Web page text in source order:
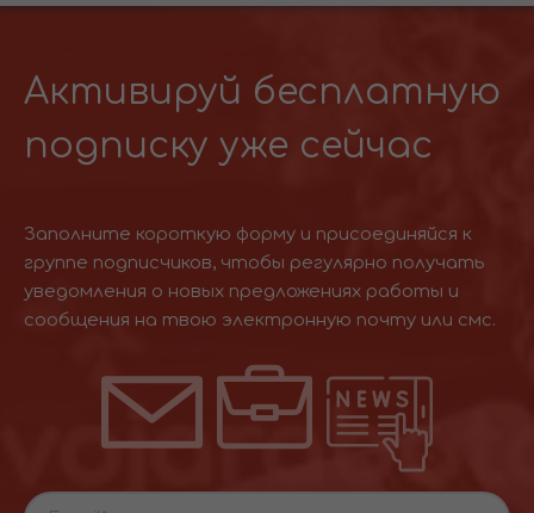
Активируй бесплатную
подписку уже сейчас
Заполните короткую форму и присоединяйся к
группе подписчиков, чтобы регулярно получать
уведомления о новых предложениях работы и
сообщения на твою электронную почту или смс.